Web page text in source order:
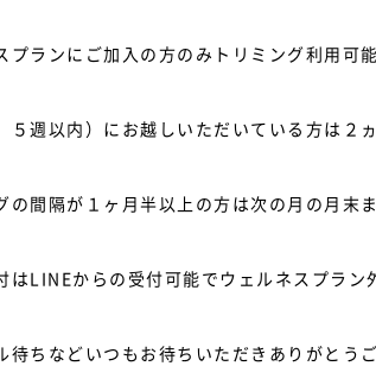
プランにご加入の方のみトリミング利用可能
５週以内）にお越しいただいている方は２
の間隔が１ヶ月半以上の方は次の月の月末
はLINEからの受付可能でウェルネスプラン
待ちなどいつもお待ちいただきありがとう